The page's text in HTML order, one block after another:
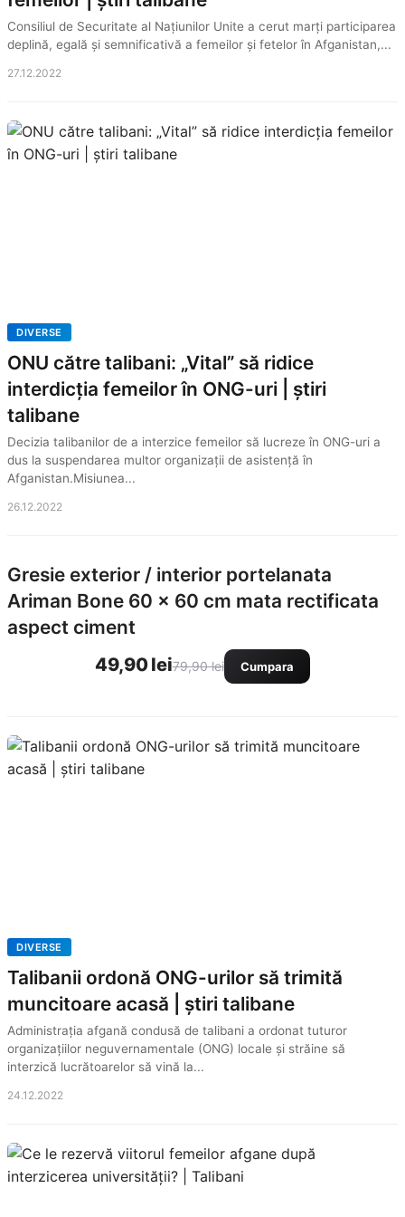
Consiliul de Securitate al Națiunilor Unite a cerut marți participarea
deplină, egală și semnificativă a femeilor și fetelor în Afganistan,...
27.12.2022
DIVERSE
ONU către talibani: „Vital” să ridice
interdicția femeilor în ONG-uri | știri
talibane
Decizia talibanilor de a interzice femeilor să lucreze în ONG-uri a
dus la suspendarea multor organizații de asistență în
Afganistan.Misiunea...
26.12.2022
Gresie exterior / interior portelanata
Ariman Bone 60 x 60 cm mata rectificata
aspect ciment
49,90 lei79,90 lei Cumpara
DIVERSE
Talibanii ordonă ONG-urilor să trimită
muncitoare acasă | știri talibane
Administrația afgană condusă de talibani a ordonat tuturor
organizațiilor neguvernamentale (ONG) locale și străine să
interzică lucrătoarelor să vină la...
24.12.2022